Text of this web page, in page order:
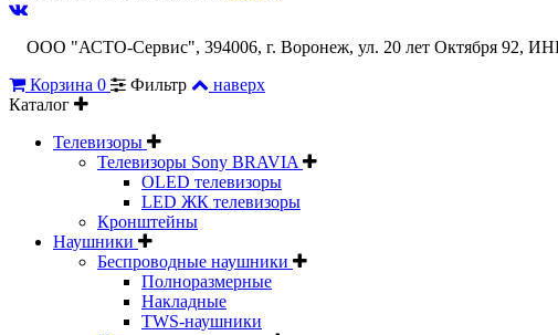
ООО "АСТО-Сервис", 394006, г. Воронеж, ул. 20 лет Октября 92,
Корзина 0 Фильтр
наверх
Каталог
Телевизоры
Телевизоры Sony BRAVIA
OLED телевизоры
LED ЖК телевизоры
Кронштейны
Наушники
Беспроводные наушники
Полноразмерные
Накладные
TWS-наушники